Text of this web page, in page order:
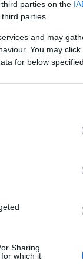
parties on the
parties.
and may
You may
for below
Sharing
which it
Tovább
FILM:
PC:
jedi-
Egy
FILM: